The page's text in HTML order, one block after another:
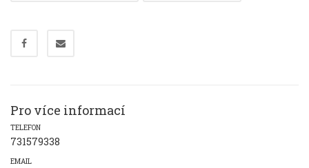
Pro více informací
TELEFON
731579338
EMAIL